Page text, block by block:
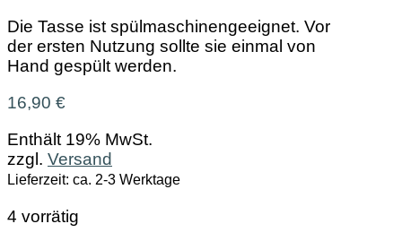
Die Tasse ist spülmaschinengeeignet. Vor
der ersten Nutzung sollte sie einmal von
Hand gespült werden.
16,90 €
Enthält 19% MwSt.
zzgl. Versand
Lieferzeit: ca. 2-3 Werktage
4 vorrätig